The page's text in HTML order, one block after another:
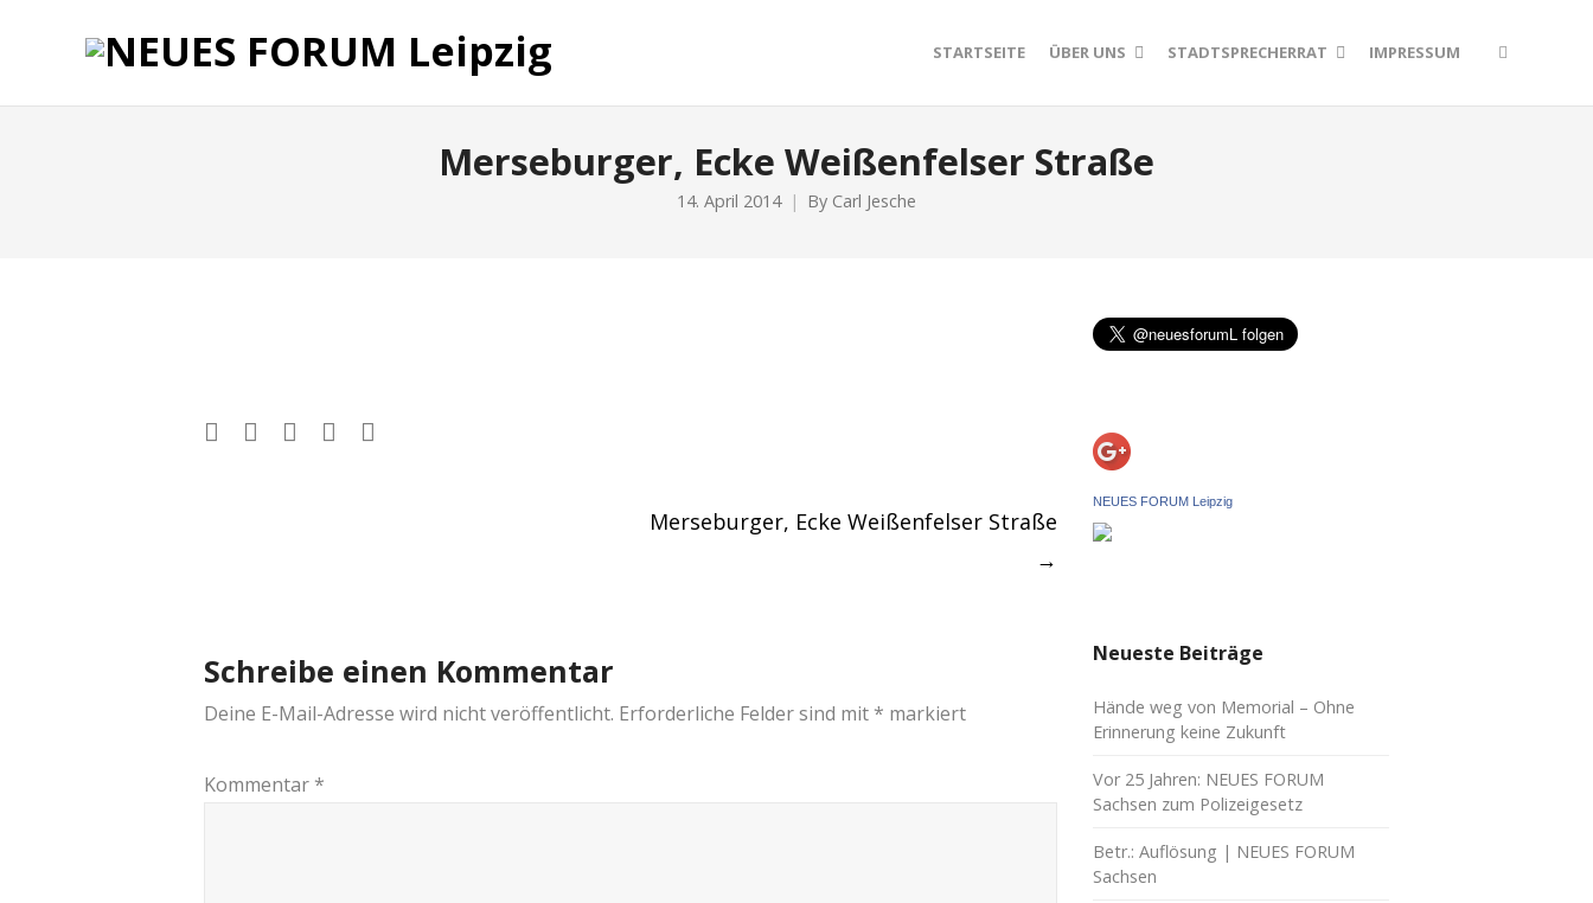
STARTSEITE ÜBER UNS STADTSPRECHERRAT IMPRESSUM
Merseburger, Ecke Weißenfelser Straße
14. April 2014 By Carl Jesche
Merseburger, Ecke Weißenfelser Straße
→
Schreibe einen Kommentar
Deine E-Mail-Adresse wird nicht veröffentlicht. Erforderliche Felder sind mit * markiert
Kommentar *
NEUES FORUM Leipzig
Neueste Beiträge
Hände weg von Memorial – Ohne
Erinnerung keine Zukunft
Vor 25 Jahren: NEUES FORUM
Sachsen zum Polizeigesetz
Betr.: Auflösung | NEUES FORUM
Sachsen